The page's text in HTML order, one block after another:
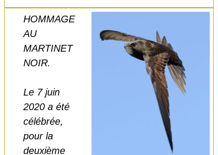
HOMMAGE
AU
MARTINET
NOIR.
Le 7 juin
2020 a été
célébrée,
pour la
deuxième